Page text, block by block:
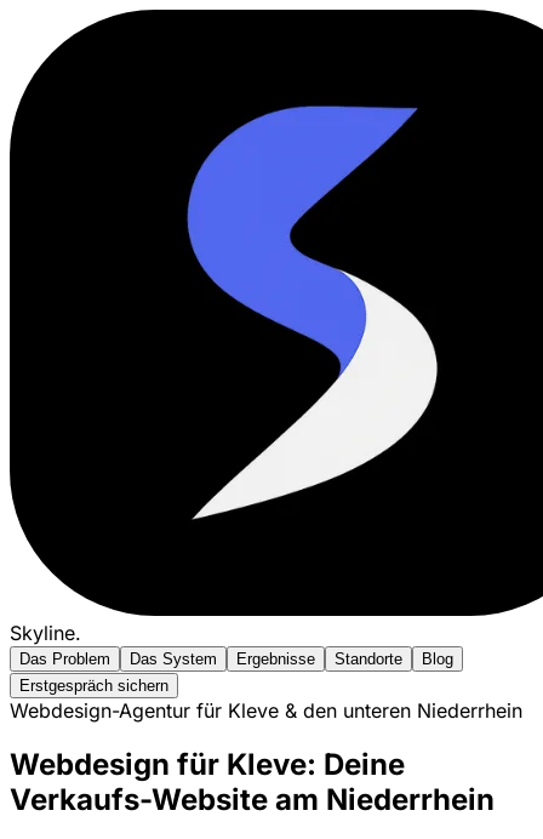
Skyline.
Das Problem Das System Ergebnisse Standorte
Blog
Erstgespräch sichern
Webdesign-Agentur für Kleve & den unteren Niederrhein
Webdesign für Kleve: Deine
Verkaufs-Website am Niederrhein